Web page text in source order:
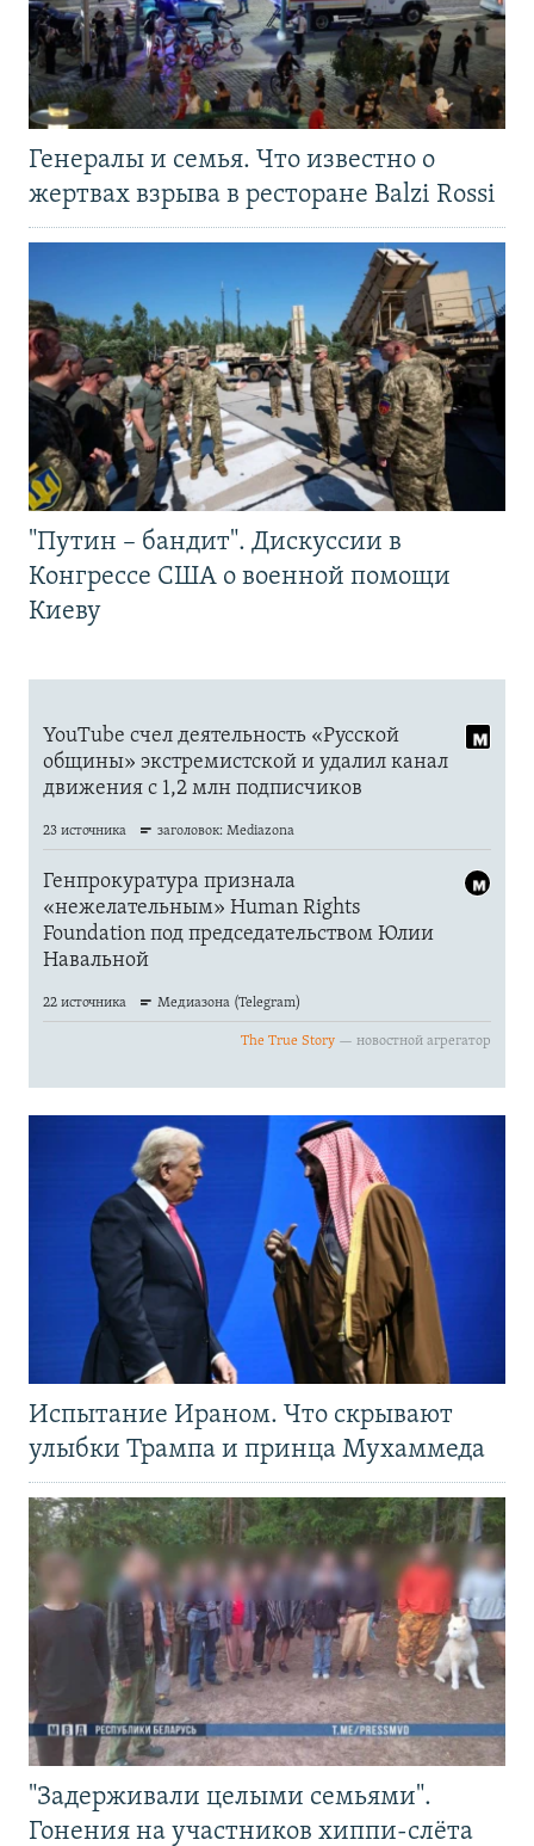
Генералы и семья. Что известно о
жертвах взрыва в ресторане Balzi Rossi
"Путин – бандит". Дискуссии в
Конгрессе США о военной помощи
Киеву
Испытание Ираном. Что скрывают
улыбки Трампа и принца Мухаммеда
"Задерживали целыми семьями".
Гонения на участников хиппи-слёта